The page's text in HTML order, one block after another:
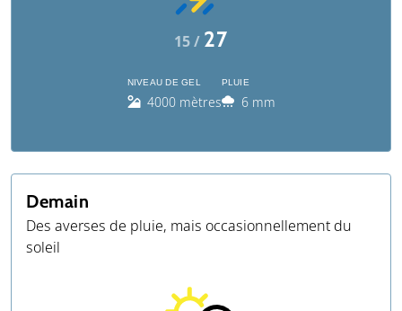
15 / 27
NIVEAU DE GEL
4000 mètres
PLUIE
6 mm
Demain
Des averses de pluie, mais occasionnellement du
soleil